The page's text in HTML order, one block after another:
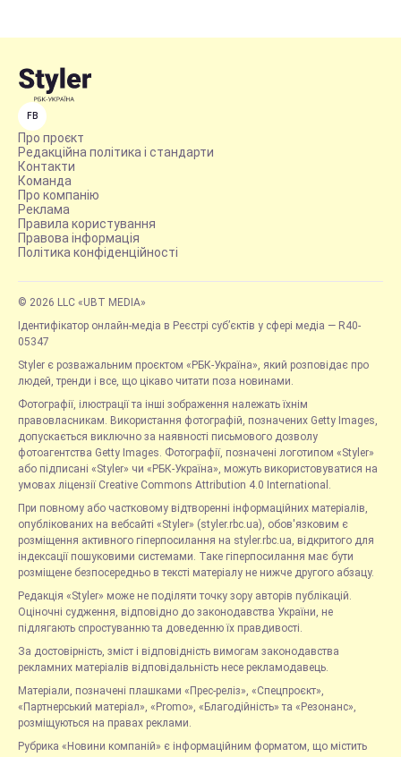
FB
Про проєкт
Редакційна політика і стандарти
Контакти
Команда
Про компанію
Реклама
Правила користування
Правова інформація
Політика конфіденційності
© 2026 LLC «UBT MEDIA»
Ідентифікатор онлайн-медіа в Реєстрі суб’єктів у сфері медіа — R40-
05347
Styler є розважальним проєктом «РБК-Україна», який розповідає про
людей, тренди і все, що цікаво читати поза новинами.
Фотографії, ілюстрації та інші зображення належать їхнім
правовласникам. Використання фотографій, позначених Getty Images,
допускається виключно за наявності письмового дозволу
фотоагентства Getty Images. Фотографії, позначені логотипом «Styler»
або підписані «Styler» чи «РБК-Україна», можуть використовуватися на
умовах ліцензії Creative Commons Attribution 4.0 International.
При повному або частковому відтворенні інформаційних матеріалів,
опублікованих на вебсайті «Styler» (styler.rbc.ua), обов'язковим є
розміщення активного гіперпосилання на styler.rbc.ua, відкритого для
індексації пошуковими системами. Таке гіперпосилання має бути
розміщене безпосередньо в тексті матеріалу не нижче другого абзацу.
Редакція «Styler» може не поділяти точку зору авторів публікацій.
Оціночні судження, відповідно до законодавства України, не
підлягають спростуванню та доведенню їх правдивості.
За достовірність, зміст і відповідність вимогам законодавства
рекламних матеріалів відповідальність несе рекламодавець.
Матеріали, позначені плашками «Прес-реліз», «Спецпроєкт»,
«Партнерський матеріал», «Promo», «Благодійність» та «Резонанс»,
розміщуються на правах реклами.
Рубрика «Новини компаній» є інформаційним форматом, що містить